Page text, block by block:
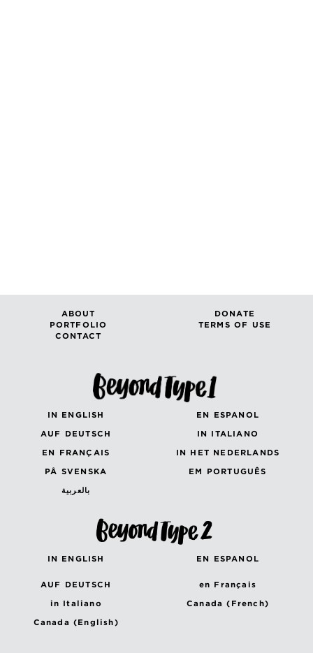
ABOUT
DONATE
PORTFOLIO
TERMS OF USE
CONTACT
IN ENGLISH
EN ESPANOL
AUF DEUTSCH
IN ITALIANO
EN FRANÇAIS
IN HET NEDERLANDS
PÅ SVENSKA
EM PORTUGUÊS
بالعربية
IN ENGLISH EN ESPANOL
AUF DEUTSCH
en Français
in Italiano
Canada (French)
Canada (English)